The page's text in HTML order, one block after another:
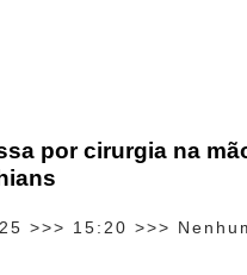
por cirurgia na
15:20